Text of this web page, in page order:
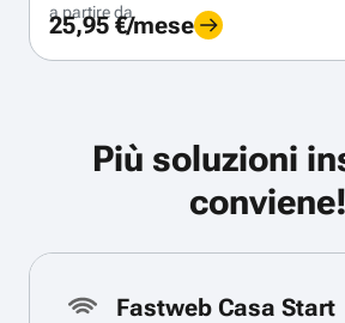
a partire da
25,95 €/mese
Più soluzioni
conviene!
Fastweb Casa Start